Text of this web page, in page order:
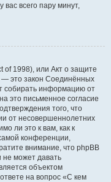
вас всего пару минут,
of 1998), или Акт о защите
— это закон Соединённых
собирать информацию от
это письменное согласие
того, что
от несовершеннолетних
ли это к вам, как к
конференции,
внимание, что phpBB
может давать
объектом
на вопрос «С кем